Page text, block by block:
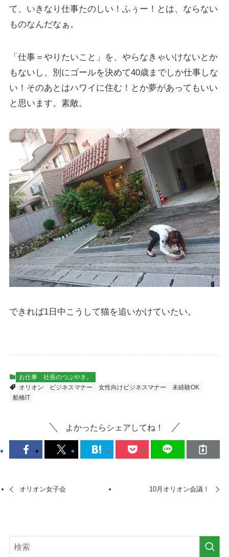
て、いきなり仕事たのしい！ふぅー！とは、ならない
ものなんだなぁ。
「仕事＝やりたいこと」を、やらなきゃいけないとか
もないし、別にゴールを決めて40歳までしか仕事しな
い！そのあとはハワイに住む！とか夢があってもいい
と思います。素敵。
できれば1日中こうして猫を追いかけていたい。
お仕事
社長のつぶやき。
オリオン
ビジネスマナー 女性向けビジネスマナー
未経験OK
船橋IT
よかったらシェアしてね！
オリオン女子会 10月オリオン会議！